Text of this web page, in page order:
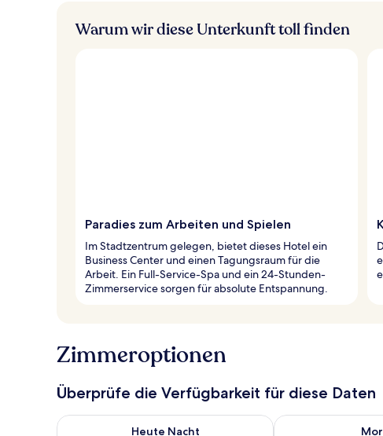
Warum wir diese Unterkunft toll finden
Paradies zum Arbeiten und Spielen
Im Stadtzentrum gelegen, bietet dieses Hotel ein
Business Center und einen Tagungsraum für die
Arbeit. Ein Full-Service-Spa und ein 24-Stunden-
Zimmerservice sorgen für absolute Entspannung.
Zimmeroptionen
Überprüfe die Verfügbarkeit für diese Daten
Heute Nacht
Überprüfe die Verfügbarkeit für heute Nacht, Aug. 6 -
Überprüfe die